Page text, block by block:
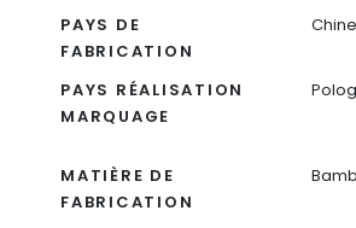
PAYS DE
FABRICATION
Chine
PAYS RÉALISATION
MARQUAGE
MATIÈRE DE
FABRICATION